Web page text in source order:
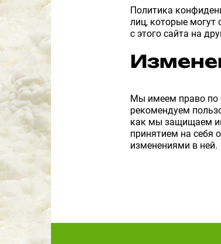
Политика
лиц, которые могут
с этого сайта на
Мы имеем право по
рекомендуем
как мы защищаем
принятием на себя
изменениями в ней.